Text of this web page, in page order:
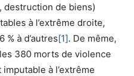
destruction de biens)
à l’extrême droite,
% à d’autres[1]. De même,
380 morts de violence
à l’extrême